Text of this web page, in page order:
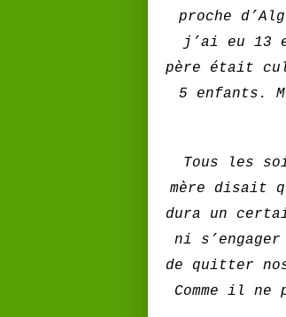
proche
j’ai eu 13
père était
5 enfants.
Tous les
mère disait
dura un
ni
de quitter
Comme il